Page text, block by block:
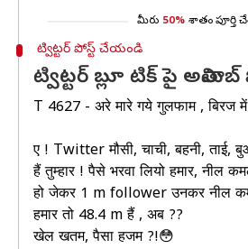
మీరు 50% శాతం పూర్తి
ట్విట్టర్ పోస్ట్ చేయండి
ట్విట్టర్ బ్లూ టిక్ పై అమితాబ్
T 4627 - अरे मारे गये गुलफाम , बिरज
ए ! Twitter मौसी, चाची, बहनी, ताई,
हैं तुम्हार ! पैसे भरवा लियो हमार, नील
हो जेकर 1 m follower उनकर नील
हमार तो 48.4 m हैं , अब ??
खेल खतम, पैसा हजम ?!😳